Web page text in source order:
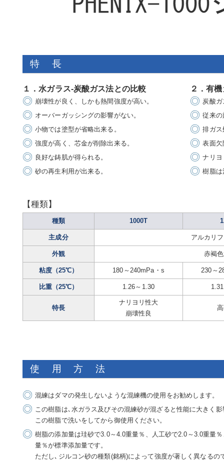
特長
１．水ガラス-炭酸ガス法との比較 ２．有
崩壊性が良く、しかも熱間強度が高い。
炭酸
オーバーガッシングの影響がない。
従来の
小物では塗型が省略出来る。
排ガス
強度が高く、芯金が削除出来る。
表面欠
良好な鋳肌が得られる。
ナリヨ
砂の再生利用が出来る。
樹脂は
【種類】
種類 1000T
主成分 アルカリ
外観 赤褐
粘度（25℃） 180～240mPa・s 230～
比重（25℃） 1.26～1.30
特長
ナリヨリ性大
崩壊性良
使用方法
混練はダマの発生しないような混練機の使用をお勧めします。
この樹脂は､水ガラス及びその混練砂が混ざると性能に大きく
この樹脂で洗いをしてから御使用ください。
樹脂の添加量は珪砂で3.0～4.0重量％、人工砂で2.0～3.0重量
量％が標準添加量です。
ただし､ジルコン砂の種類(銘柄)によって強度が著しく異なる